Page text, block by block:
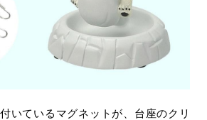
いているマグネットが、台座のクリ